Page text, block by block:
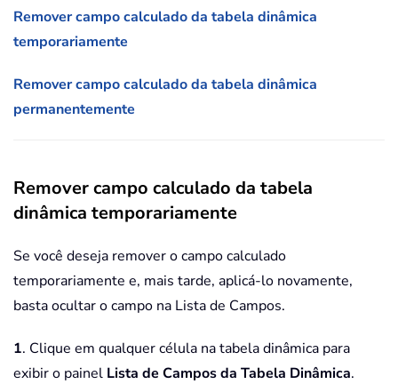
Remover campo calculado da tabela dinâmica
temporariamente
Remover campo calculado da tabela dinâmica
permanentemente
Remover campo calculado da tabela
dinâmica temporariamente
Se você deseja remover o campo calculado
temporariamente e, mais tarde, aplicá-lo novamente,
basta ocultar o campo na Lista de Campos.
1. Clique em qualquer célula na tabela dinâmica para
exibir o painel Lista de Campos da Tabela Dinâmica.